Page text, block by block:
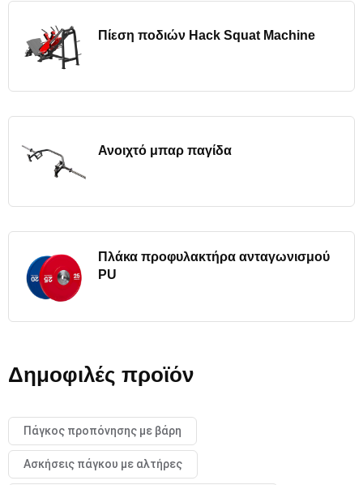
Πίεση ποδιών Hack Squat Machine
Ανοιχτό μπαρ παγίδα
Πλάκα προφυλακτήρα ανταγωνισμού
PU
Δημοφιλές προϊόν
Πάγκος προπόνησης με βάρη
Ασκήσεις πάγκου με αλτήρες